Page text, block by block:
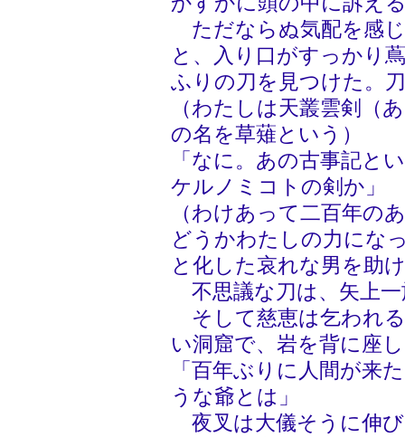
ただならぬ気配を感
と、入り口がすっかり
ふりの刀を見つけた。
（わたしは天叢雲剣（
の名を草薙という）
「なに。あの古事記と
ケルノミコトの剣か」
（わけあって二百年の
どうかわたしの力にな
と化した哀れな男を助
不思議な刀は、矢上
そして慈恵は乞われ
い洞窟で、岩を背に座
「百年ぶりに人間が来
うな爺とは」
夜叉は大儀そうに伸